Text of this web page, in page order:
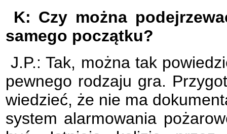
K: Czy można
samego początku?
J.P.: Tak, można tak
pewnego rodzaju gra.
wiedzieć, że nie ma
system alarmowania